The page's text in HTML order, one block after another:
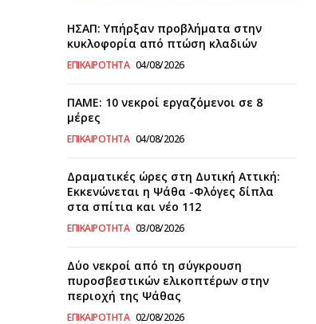
ΗΣΑΠ: Υπήρξαν προβλήματα στην
κυκλοφορία από πτώση κλαδιών
ΕΠΙΚΑΙΡΌΤΗΤΑ 04/08/2026
ΠΑΜΕ: 10 νεκροί εργαζόμενοι σε 8
μέρες
ΕΠΙΚΑΙΡΌΤΗΤΑ 04/08/2026
Δραματικές ώρες στη Δυτική Αττική:
Εκκενώνεται η Ψάθα -Φλόγες δίπλα
στα σπίτια και νέο 112
ΕΠΙΚΑΙΡΌΤΗΤΑ 03/08/2026
Δύο νεκροί από τη σύγκρουση
πυροσβεστικών ελικοπτέρων στην
περιοχή της Ψάθας
ΕΠΙΚΑΙΡΌΤΗΤΑ 02/08/2026